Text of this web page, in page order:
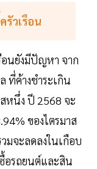
รัวเรือน
อนยังมีปัญหา จาก
ที่ค้างชำระเกิน
หนึ่ง ปี 2568 จะ
ของไตรมาส
มจะลดลงในเกือบ
อรถยนต์และสิน